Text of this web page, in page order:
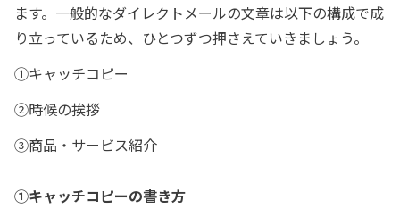
ます。一般的なダイレクトメールの文章は以下の構成で成
り立っているため、ひとつずつ押さえていきましょう。
①キャッチコピー
②時候の挨拶
③商品・サービス紹介
①キャッチコピーの書き方